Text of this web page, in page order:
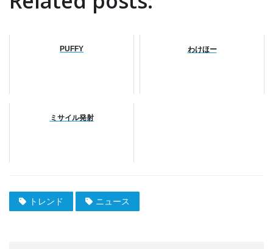
PUFFY わけほー
ミサイル発射
トレンド ニュース